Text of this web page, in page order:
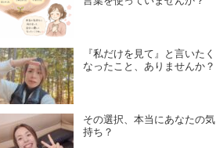
『私だけを見て』と言いたく
なったこと、ありませんか？
その選択、本当にあなたの気
持ち？